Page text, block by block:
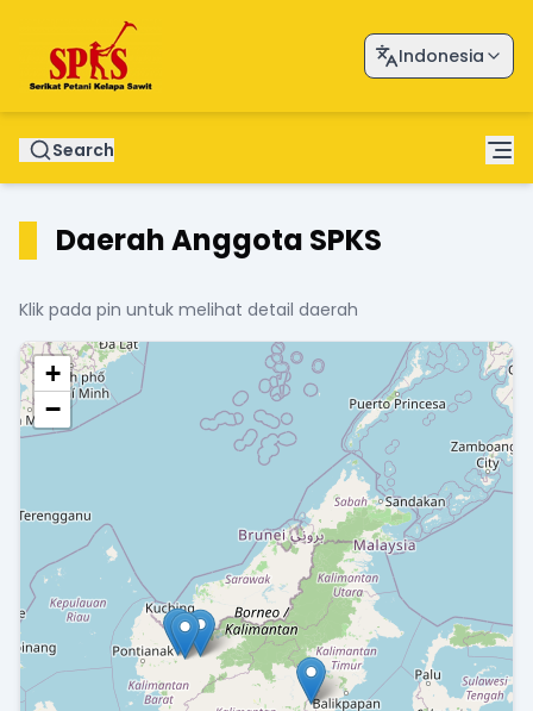
Indonesia
Search
Daerah Anggota SPKS
Klik pada pin untuk melihat detail daerah
+
−